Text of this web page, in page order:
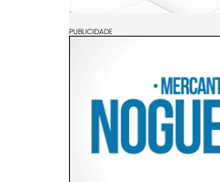
PUBLICIDADE